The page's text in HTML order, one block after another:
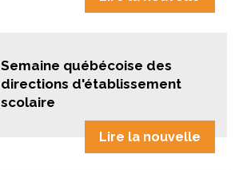
Semaine québécoise des
directions d'établissement
scolaire
Lire la nouvelle